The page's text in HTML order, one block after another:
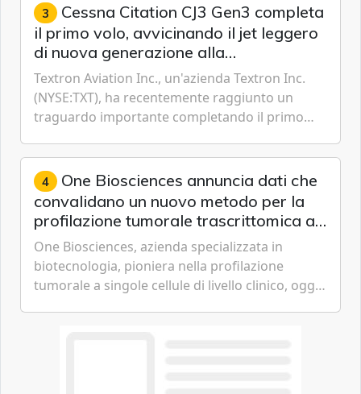
3 Cessna Citation CJ3 Gen3 completa
il primo volo, avvicinando il jet leggero
di nuova generazione alla
certificazione
Textron Aviation Inc., un'azienda Textron Inc.
(NYSE:TXT), ha recentemente raggiunto un
traguardo importante completando il primo
Gen3, avvicinando i...
4 One Biosciences annuncia dati che
convalidano un nuovo metodo per la
profilazione tumorale trascrittomica a
singole cellule da campioni istologici
One Biosciences, azienda specializzata in
biotecnologia, pioniera nella profilazione
tumorale a singole cellule di livello clinico, oggi